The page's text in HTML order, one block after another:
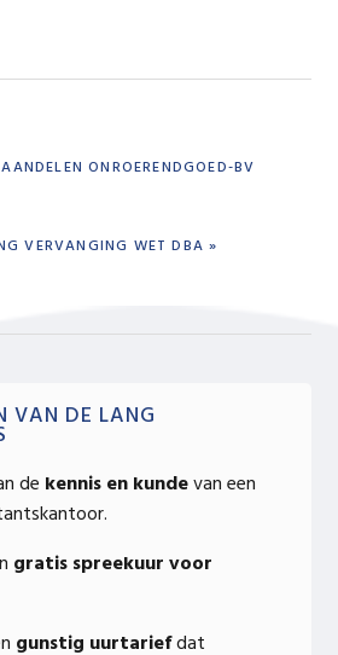
ONROERENDGOED-BV
VERVANGING WET DBA »
VAN DE LANG
de kennis en kundevan een
gratis spreekuur voor
gunstig uurtariefdat